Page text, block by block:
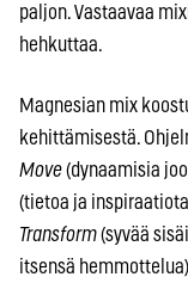
paljon. Vastaavaa
hehkuttaa.
Magnesian mix
kehittämisestä.
Move(dynaamisia
(tietoa ja
Transform(syvää
itsensä